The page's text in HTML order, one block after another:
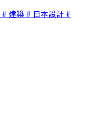
# 建築 # 日本設計 #